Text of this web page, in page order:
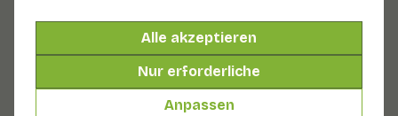
Alle akzeptieren
Nur erforderliche
Anpassen
verwandt und gehört zu den Zitrusfrüchten (Familie der
Weinrebenfrüchte). Limetten sind rund und kleiner als
Zitronen. Die Schale ist dünn, ziemlich glatt und grün.
Das saure, gelbgrüne Fruchtfleisch ist viel
wohlriechender, aromatischer und saftiger als das der